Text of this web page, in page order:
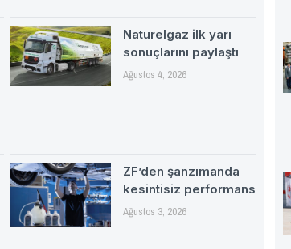
Naturelgaz ilk yarı
sonuçlarını paylaştı
Ağustos 4, 2026
ZF’den şanzımanda
kesintisiz performans
Ağustos 3, 2026